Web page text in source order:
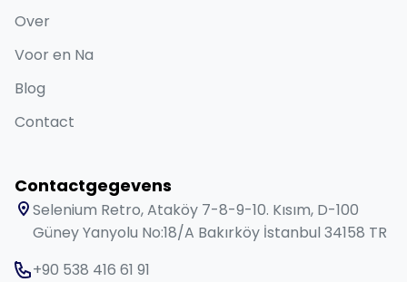
Over
Voor en Na
Blog
Contact
Contactgegevens
Selenium Retro, Ataköy 7-8-9-10. Kısım, D-100
Güney Yanyolu No:18/A Bakırköy İstanbul 34158 TR
+90 538 416 61 91